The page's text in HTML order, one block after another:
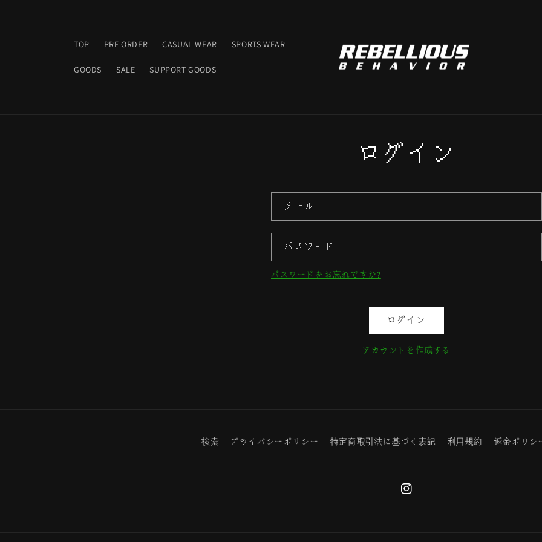
TOP PRE ORDER CASUAL WEAR SPORTS WEAR
GOODS SALE SUPPORT GOODS
ログイン
メール
パスワード
パスワードをお忘れですか?
ログイン
アカウントを作成する
検索 プライバシーポリシー 特定商取引法に基づく表記 利用規約 返金ポリシ
Instagram